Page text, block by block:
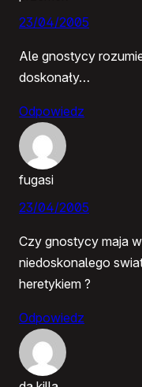
23/04/2005
Ale gnostycy
doskonały…
Odpowiedz
fugasi
23/04/2005
Czy gnostycy maja
niedoskonalego
heretykiem ?
Odpowiedz